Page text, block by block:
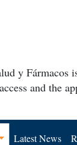
y Fármacos
access and the
Latest News